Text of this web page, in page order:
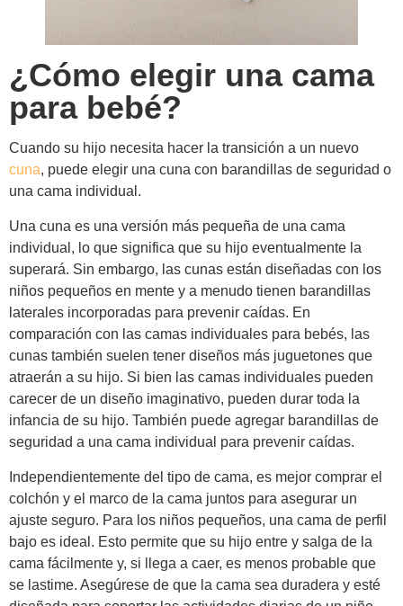
¿Cómo elegir una cama
para bebé?
Cuando su hijo necesita hacer la transición a un nuevo
cuna, puede elegir una cuna con barandillas de seguridad o
una cama individual.
Una cuna es una versión más pequeña de una cama
individual, lo que significa que su hijo eventualmente la
superará. Sin embargo, las cunas están diseñadas con los
niños pequeños en mente y a menudo tienen barandillas
laterales incorporadas para prevenir caídas. En
comparación con las camas individuales para bebés, las
cunas también suelen tener diseños más juguetones que
atraerán a su hijo. Si bien las camas individuales pueden
carecer de un diseño imaginativo, pueden durar toda la
infancia de su hijo. También puede agregar barandillas de
seguridad a una cama individual para prevenir caídas.
Independientemente del tipo de cama, es mejor comprar el
colchón y el marco de la cama juntos para asegurar un
ajuste seguro. Para los niños pequeños, una cama de perfil
bajo es ideal. Esto permite que su hijo entre y salga de la
cama fácilmente y, si llega a caer, es menos probable que
se lastime. Asegúrese de que la cama sea duradera y esté